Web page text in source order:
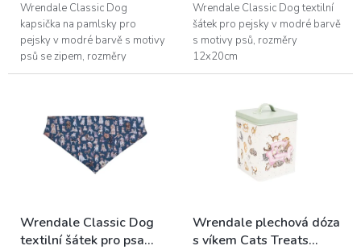
Wrendale Classic Dog
kapsička na pamlsky pro
pejsky v modré barvě s motivy
psů se zipem, rozměry
10,5x10,5x10cm
Wrendale Classic Dog textilní
šátek pro pejsky v modré barvě
s motivy psů, rozměry
12x20cm
Wrendale Classic Dog
textilní šátek pro psa
Wrendale plechová dóza
s víkem Cats Treats